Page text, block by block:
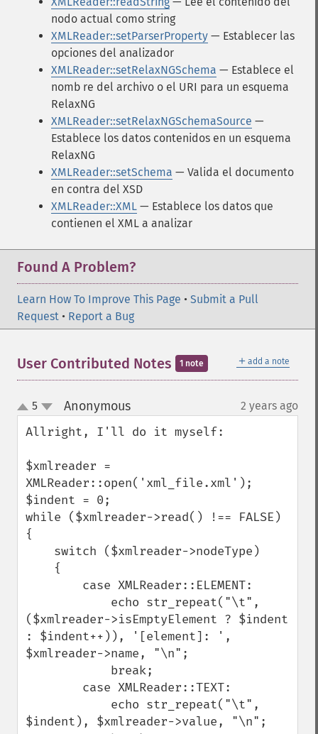
nodo actual como string
XMLReader::setParserProperty — Establecer las
opciones del analizador
XMLReader::setRelaxNGSchema — Establece el
nomb re del archivo o el URI para un esquema
RelaxNG
XMLReader::setRelaxNGSchemaSource —
Establece los datos contenidos en un esquema
RelaxNG
XMLReader::setSchema — Valida el documento
en contra del XSD
XMLReader::XML — Establece los datos que
contienen el XML a analizar
Found A Problem?
Learn How To Improve This Page • Submit a Pull
Request • Report a Bug
＋ add a note
User Contributed Notes 1 note
up
down
5 Anonymous¶ 2 years ago
Allright, I'll do it myself:
$xmlreader =
XMLReader::open('xml_file.xml');
$indent = 0;
while ($xmlreader->read() !== FALSE)
{
($xmlreader->isEmptyElement ? $indent
: $indent++)), '[element]: ',
$xmlreader->name, "\n";
$indent), $xmlreader->value, "\n";